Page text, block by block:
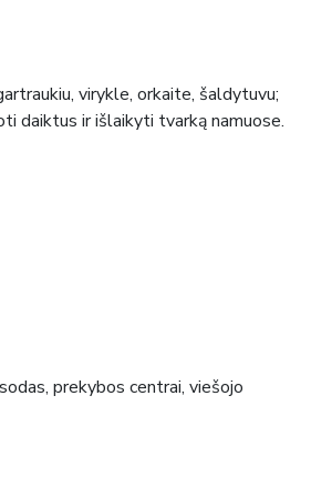
virykle, orkaite, šaldytuvu;
daiktus ir išlaikyti tvarką namuose.
prekybos centrai, viešojo